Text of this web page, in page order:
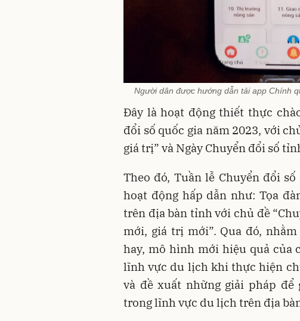
Người dân được hướng dẫn tải app Chính
Đây là hoạt động thiết thực
đổi số quốc gia năm 2023, với
giá trị” và Ngày Chuyển đổi số
Theo đó, Tuần lễ Chuyển đổi
hoạt động hấp dẫn như: Tọa
trên địa bàn tỉnh với chủ đề
mới, giá trị mới”. Qua đó,
hay, mô hình mới hiệu quả của
lĩnh vực du lịch khi thực hiện
và đề xuất những giải pháp
trong lĩnh vực du lịch trên địa